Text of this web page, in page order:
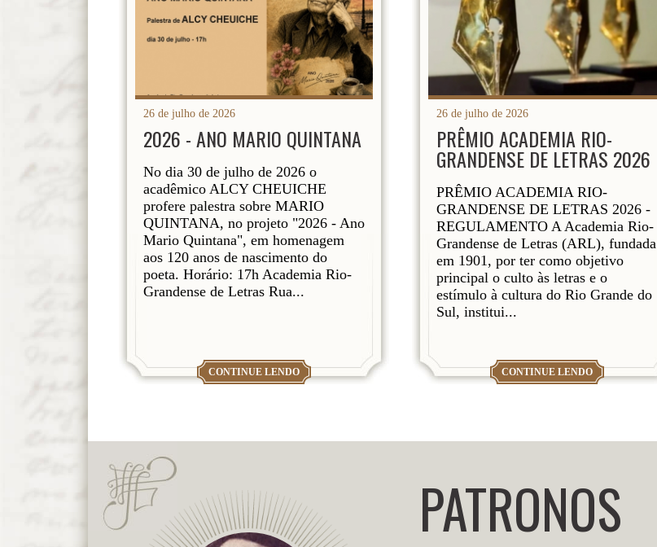
26 de julho de 2026
2026 - ANO MARIO QUINTANA
No dia 30 de julho de 2026 o
acadêmico ALCY CHEUICHE
profere palestra sobre MARIO
QUINTANA, no projeto "2026 - Ano
Mario Quintana", em homenagem
aos 120 anos de nascimento do
poeta. Horário: 17h Academia Rio-
Grandense de Letras Rua...
CONTINUE LENDO
26 de julho de 2026
PRÊMIO ACADEMIA RIO-
GRANDENSE DE LETRAS 2026
PRÊMIO ACADEMIA RIO-
GRANDENSE DE LETRAS 2026 -
REGULAMENTO A Academia Rio-
Grandense de Letras (ARL), fundada
em 1901, por ter como objetivo
principal o culto às letras e o
estímulo à cultura do Rio Grande do
Sul, institui...
CONTINUE LENDO
PATRONOS